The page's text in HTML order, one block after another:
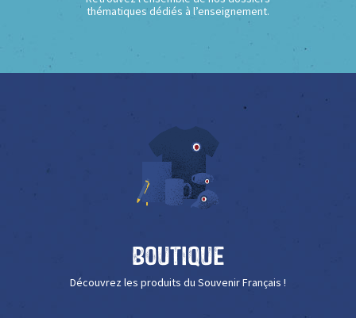
thématiques dédiés à l’enseignement.
Boutique
Découvrez les produits du Souvenir Français !